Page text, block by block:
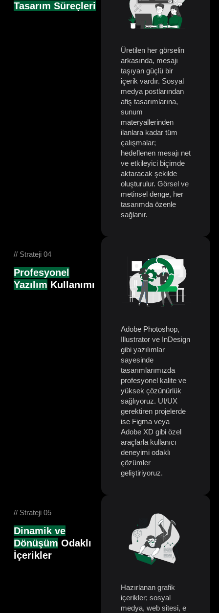
Tasarım Süreçleri
Üretilen her görselin
arkasında, mesajı
taşıyan güçlü bir
içerik vardır. Sosyal
medya postlarından
afiş tasarımlarına,
sunum
materyallerinden
ilanlara kadar tüm
çalışmalar;
hedeflenen mesajı net
ve etkileyici biçimde
aktaracak şekilde
oluşturulur. Görsel ve
metinsel denge, her
tasarımda özenle
sağlanır.
// Strateji 04
Profesyonel
Yazılım Kullanımı
Adobe Photoshop,
Illustrator ve InDesign
gibi yazılımlar
sayesinde
tasarımlarımızda
profesyonel kalite ve
yüksek çözünürlük
sağlıyoruz. UI/UX
gerektiren projelerde
ise Figma veya
Adobe XD gibi özel
araçlarla kullanıcı
deneyimi odaklı
çözümler
geliştiriyoruz.
// Strateji 05
Dinamik ve
Dönüşüm Odaklı
İçerikler
Hazırlanan grafik
içerikler; sosyal
medya, web sitesi, e